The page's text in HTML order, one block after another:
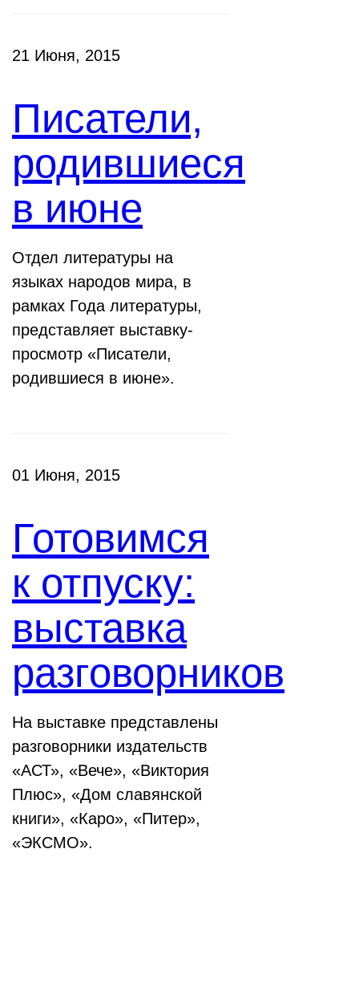
21 Июня, 2015
Писатели,
родившиеся
в июне
Отдел литературы на
языках народов мира, в
рамках Года литературы,
представляет выставку-
просмотр «Писатели,
родившиеся в июне».
01 Июня, 2015
Готовимся
к отпуску:
выставка
разговорников
На выставке представлены
разговорники издательств
«АСТ», «Вече», «Виктория
Плюс», «Дом славянской
книги», «Каро», «Питер»,
«ЭКСМО».